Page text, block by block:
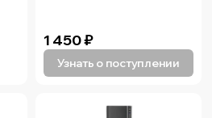
1 450₽
Узнать о поступлении